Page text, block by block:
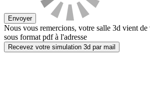
Envoyer
Nous vous remercions, votre salle 3d vient de
sous format pdf à l'adresse
Recevez votre simulation 3d par mail